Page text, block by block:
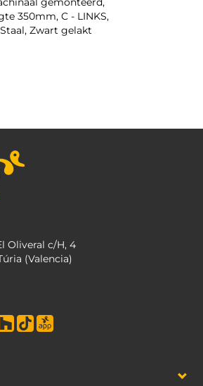
350mm, C - LINKS,
Staal, Zwart gelakt
Oliveral c/H, 4
(Valencia)